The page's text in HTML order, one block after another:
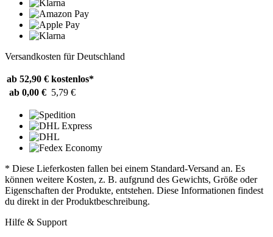
Versandkosten für Deutschland
ab 52,90 € kostenlos*
ab 0,00 € 5,79 €
* Diese Lieferkosten fallen bei einem Standard-Versand an. Es
können weitere Kosten, z. B. aufgrund des Gewichts, Größe oder
Eigenschaften der Produkte, entstehen. Diese Informationen findest
du direkt in der Produktbeschreibung.
Hilfe & Support